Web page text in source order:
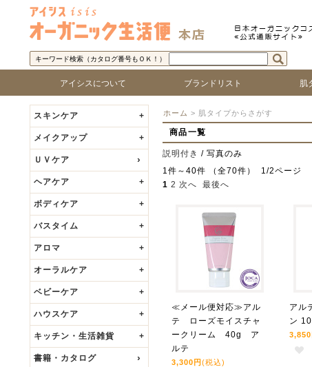
キーワード検索（カタログ番号もＯＫ！）
アイシスについて
アイシス「オーガニック生活便」について
ブランドリスト
ロゴで探す
ブランド名で探す
肌
スキンケア +
メイクアップ +
ＵＶケア
ヘアケア +
ボディケア +
バスタイム +
アロマ +
オーラルケア +
ベビーケア +
ハウスケア +
キッチン・生活雑貨 +
書籍・カタログ
ホーム > 肌タイプからさがす
商品一覧
説明付き / 写真のみ
1件～40件 （全70件） 1/2ページ
1 2 次へ 最後へ
≪メール便対応≫アル
テ ローズモイスチャ
ークリーム 40g ア
ルテ
3,300円 (税込)
アル
ン
3,850